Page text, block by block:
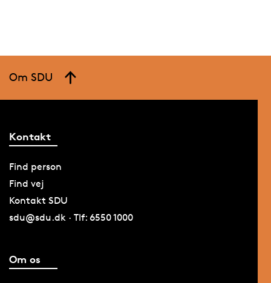
Om SDU
Kontakt
Find person
Find vej
Kontakt SDU
sdu@sdu.dk · Tlf: 6550 1000
Om os